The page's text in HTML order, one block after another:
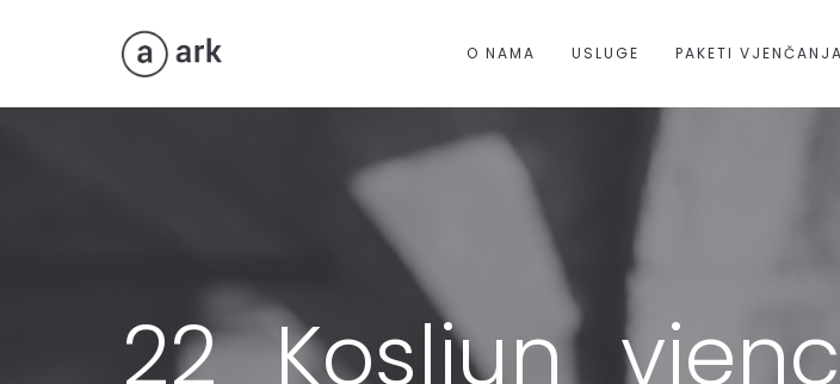
O NAMA USLUGE PAKETI VJENČANJA